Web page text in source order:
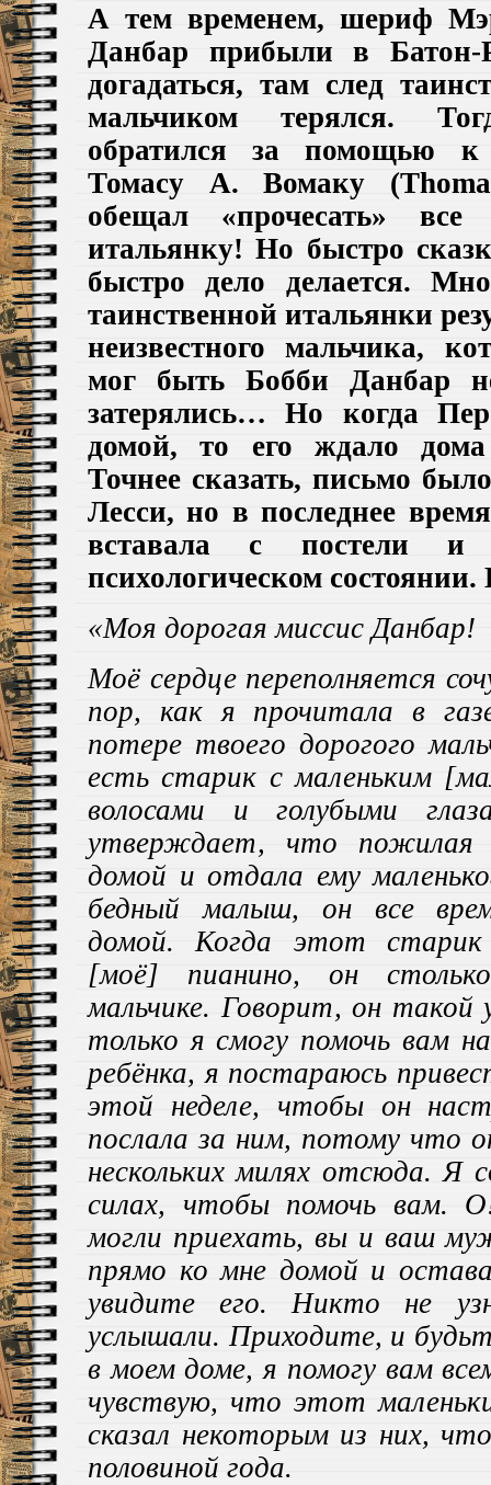
А тем временем, шериф
Данбар прибыли в
догадаться, там след
мальчиком терялся.
обратился за помощью
Томасу А. Вомаку (
обещал «прочесать»
итальянку! Но быстро
быстро дело делается.
таинственной итальянки
неизвестного мальчика,
мог быть Бобби Данбар
затерялись…Но когда
домой, то его ждало
Точнее сказать, письмо
Лесси, но в последнее
вставала с постели
психологическом состоянии.
«Моя дорогая миссис Данбар!
Моё сердце переполняется
пор, как я прочитала в
потере твоего дорогого
есть старик с маленьким
волосами и голубыми
утверждает, что пожилая
домой и отдала ему
бедный малыш, он все
домой. Когда этот
[моё] пианино, он
мальчике. Говорит, он такой
только я смогу помочь вам
ребёнка, я постараюсь
этой неделе, чтобы он
послала за ним, потому что
нескольких милях отсюда. Я
силах, чтобы помочь вам.
могли приехать, вы и ваш
прямо ко мне домой и
увидите его. Никто не
услышали. Приходите, и
в моем доме, я помогу вам
чувствую, что этот
сказал некоторым из них,
половиной года.